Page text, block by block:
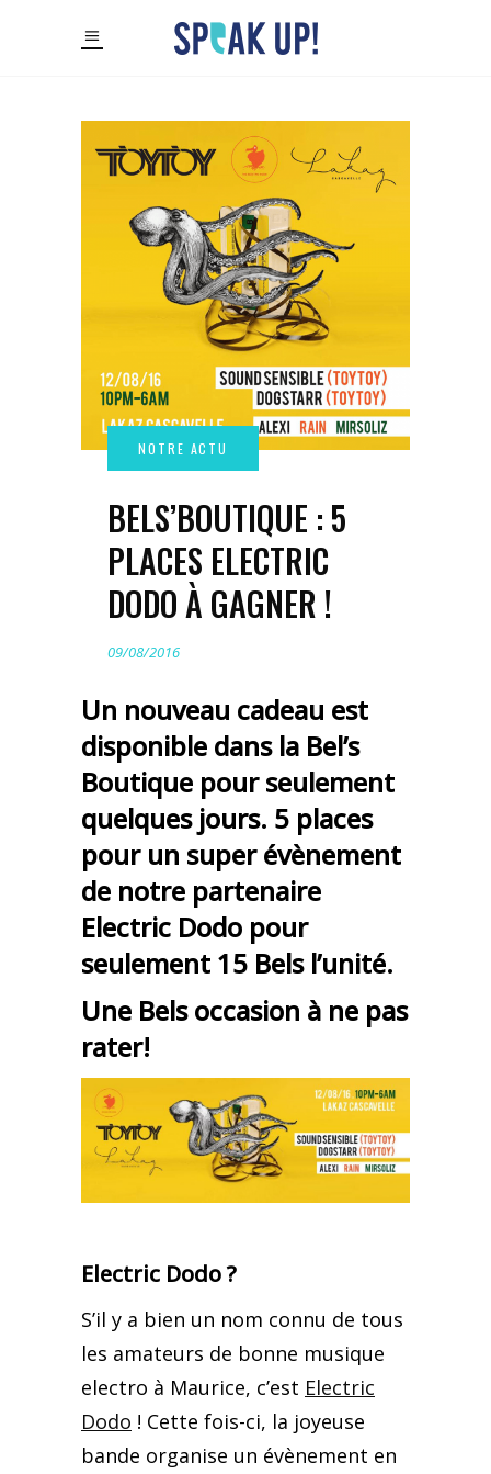
BELS’BOUTIQUE : 5
PLACES ELECTRIC
DODO À GAGNER !
09/08/2016
Un nouveau cadeau est
disponible dans la Bel’s
Boutique pour seulement
quelques jours. 5 places
pour un super évènement
de notre partenaire
Electric Dodo pour
seulement 15 Bels l’unité.
Une Bels occasion à ne pas
rater!
Electric Dodo ?
S’il y a bien un nom connu de tous
les amateurs de bonne musique
electro à Maurice, c’est Electric
Dodo ! Cette fois-ci, la joyeuse
bande organise un évènement en